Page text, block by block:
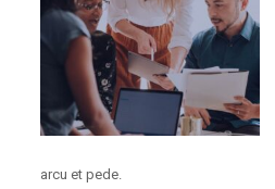
arcu et pede.